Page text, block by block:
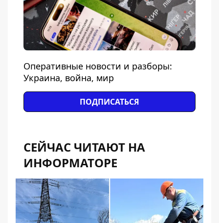
Оперативные новости и разборы:
Украина, война, мир
ПОДПИСАТЬСЯ
СЕЙЧАС ЧИТАЮТ НА
ИНФОРМАТОРЕ